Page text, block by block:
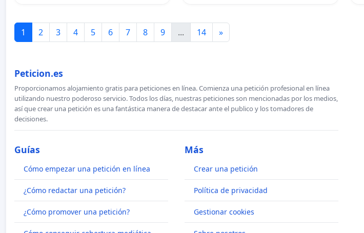
1 2 3 4 5 6 7 8 9 ... 14 »
Peticion.es
Proporcionamos alojamiento gratis para peticiones en línea. Comienza una petición profesional en línea
utilizando nuestro poderoso servicio. Todos los días, nuestras peticiones son mencionadas por los medios,
así que crear una petición es una fantástica manera de destacar ante el publico y los tomadores de
decisiones.
Guías
Cómo empezar una petición en línea
¿Cómo redactar una petición?
¿Cómo promover una petición?
Más
Crear una petición
Política de privacidad
Gestionar cookies